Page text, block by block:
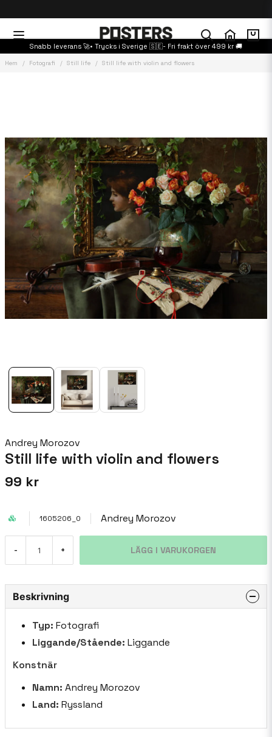
Snabb leverans 🚀• Trycks i Sverige 🇸🇪- Fri frakt över 499 kr 🚚
Hem Fotografi Still life Still life with violin and flowers
Andrey Morozov
Still life with violin and flowers
99 kr
1605206_0 Andrey Morozov
- + LÄGG I VARUKORGEN
Beskrivning
Typ: Fotografi
Liggande/Stående: Liggande
Konstnär
Namn: Andrey Morozov
Land: Ryssland